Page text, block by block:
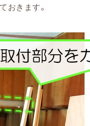
おきます。